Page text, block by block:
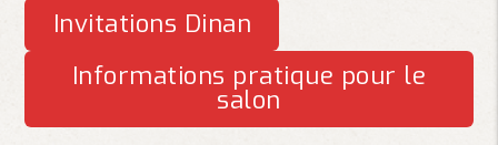
Invitations Dinan
Informations pratique pour le
salon